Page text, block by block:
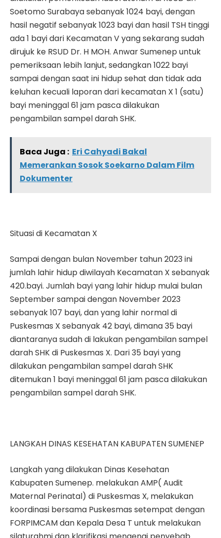
Soetomo Surabaya sebanyak 1024 bayi, dengan
hasil negatif sebanyak 1023 bayi dan hasil TSH tinggi
ada 1 bayi dari Kecamatan V yang sekarang sudah
dirujuk ke RSUD Dr. H MOH. Anwar Sumenep untuk
pemeriksaan lebih lanjut, sedangkan 1022 bayi
sampai dengan saat ini hidup sehat dan tidak ada
keluhan kecuali laporan dari kecamatan X 1 (satu)
bayi meninggal 61 jam pasca dilakukan
pengambilan sampel darah SHK.
Baca Juga : Eri Cahyadi Bakal
Memerankan Sosok Soekarno Dalam Film
Dokumenter
Situasi di Kecamatan X
Sampai dengan bulan November tahun 2023 ini
jumlah lahir hidup diwilayah Kecamatan X sebanyak
420.bayi. Jumlah bayi yang lahir hidup mulai bulan
September sampai dengan November 2023
sebanyak 107 bayi, dan yang lahir normal di
Puskesmas X sebanyak 42 bayi, dimana 35 bayi
diantaranya sudah di lakukan pengambilan sampel
darah SHK di Puskesmas X. Dari 35 bayi yang
dilakukan pengambilan sampel darah SHK
ditemukan 1 bayi meninggal 61 jam pasca dilakukan
pengambilan sampel darah SHK.
LANGKAH DINAS KESEHATAN KABUPATEN SUMENEP
Langkah yang dilakukan Dinas Kesehatan
Kabupaten Sumenep. melakukan AMP( Audit
Maternal Perinatal) di Puskesmas X, melakukan
koordinasi bersama Puskesmas setempat dengan
FORPIMCAM dan Kepala Desa T untuk melakukan